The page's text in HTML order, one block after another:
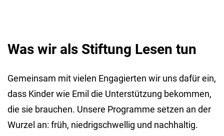
Was wir als Stiftung Lesen tun
Gemeinsam mit vielen Engagierten wir uns dafür ein,
dass Kinder wie Emil die Unterstützung bekommen,
die sie brauchen. Unsere Programme setzen an der
Wurzel an: früh, niedrigschwellig und nachhaltig.